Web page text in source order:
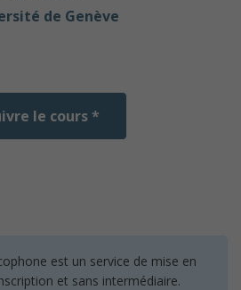
de Genève
le cours *
est un service de mise en
et sans intermédiaire.